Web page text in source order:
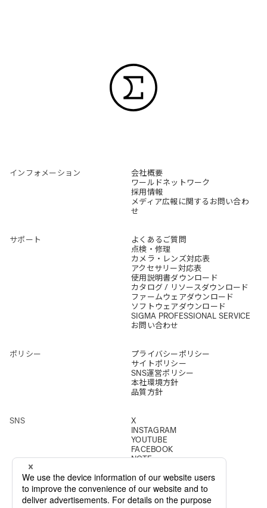
インフォメーション
会社概要
ワールドネットワーク
採用情報
メディア広報に関するお問い合わ
せ
サポート
よくあるご質問
点検・修理
カメラ・レンズ対応表
アクセサリー対応表
使用説明書ダウンロード
カタログ / リソースダウンロード
ファームウェアダウンロード
ソフトウェアダウンロード
SIGMA PROFESSIONAL SERVICE
お問い合わせ
ポリシー
プライバシーポリシー
サイトポリシー
SNS運営ポリシー
本社環境方針
品質方針
SNS
X
INSTAGRAM
YOUTUBE
FACEBOOK
NOTE